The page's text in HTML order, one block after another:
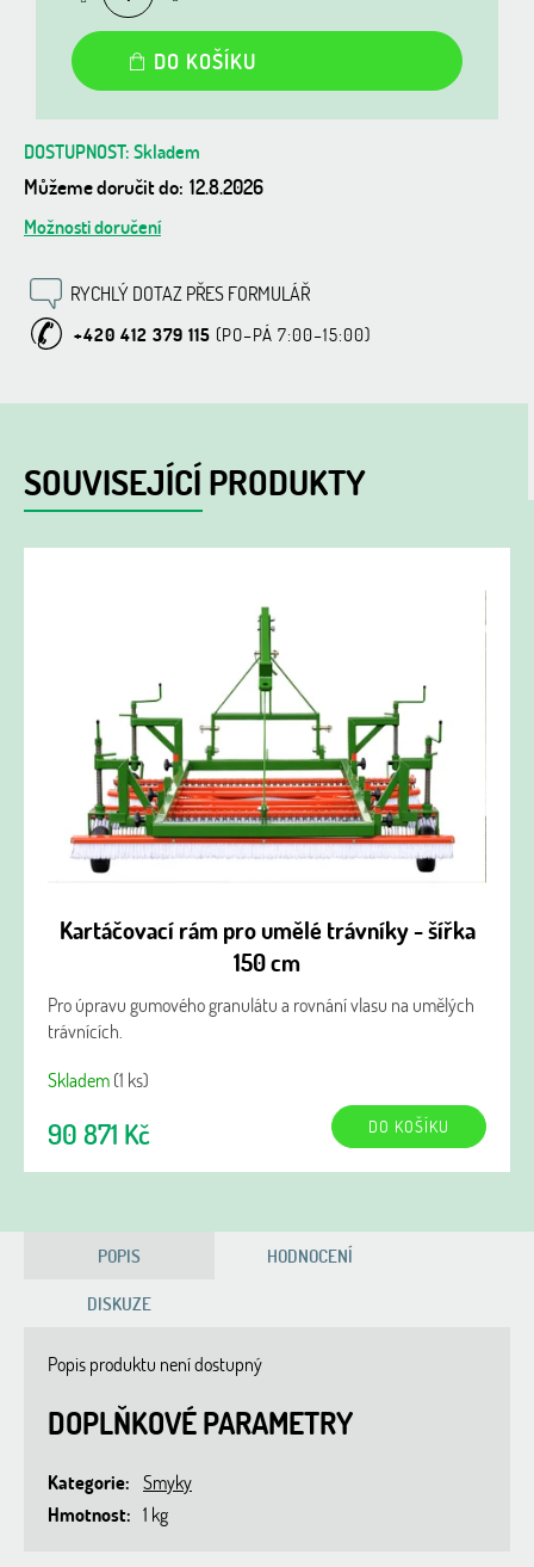
DO KOŠÍKU
Skladem
Můžeme doručit do: 12.8.2026
Možnosti doručení
RYCHLÝ DOTAZ PŘES FORMULÁŘ
+420 412 379 115
SOUVISEJÍCÍ PRODUKTY
Kartáčovací rám pro umělé trávníky - šířka
150 cm
Pro úpravu gumového granulátu a rovnání vlasu na umělých
trávnících.
Skladem(1 ks)
90 871 Kč DO KOŠÍKU
POPIS
HODNOCENÍ
DISKUZE
Popis produktu není dostupný
DOPLŇKOVÉ PARAMETRY
Kategorie: Smyky
Hmotnost: 1 kg